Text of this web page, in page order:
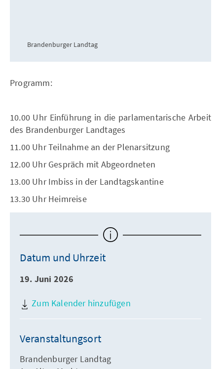
Brandenburger Landtag
Programm:
10.00 Uhr Einführung in die parlamentarische Arbeit
des Brandenburger Landtages
11.00 Uhr Teilnahme an der Plenarsitzung
12.00 Uhr Gespräch mit Abgeordneten
13.00 Uhr Imbiss in der Landtagskantine
13.30 Uhr Heimreise
Datum und Uhrzeit
19. Juni 2026
Zum Kalender hinzufügen
Veranstaltungsort
Brandenburger Landtag